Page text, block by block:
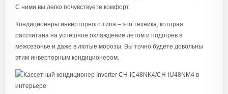
С ними вы легко почувствуете комфорт.
Кондиционеры инверторного типа – это техника, которая
рассчитана на успешное охлаждение летом и подогрев в
межсезонье и даже в лютые морозы. Вы точно будете довольны
этим инверторным кондиционером.